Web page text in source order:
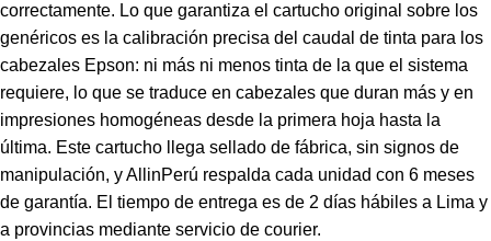
correctamente. Lo que garantiza el cartucho original sobre los
genéricos es la calibración precisa del caudal de tinta para los
cabezales Epson: ni más ni menos tinta de la que el sistema
requiere, lo que se traduce en cabezales que duran más y en
impresiones homogéneas desde la primera hoja hasta la
última. Este cartucho llega sellado de fábrica, sin signos de
manipulación, y AllinPerú respalda cada unidad con 6 meses
de garantía. El tiempo de entrega es de 2 días hábiles a Lima y
a provincias mediante servicio de courier.